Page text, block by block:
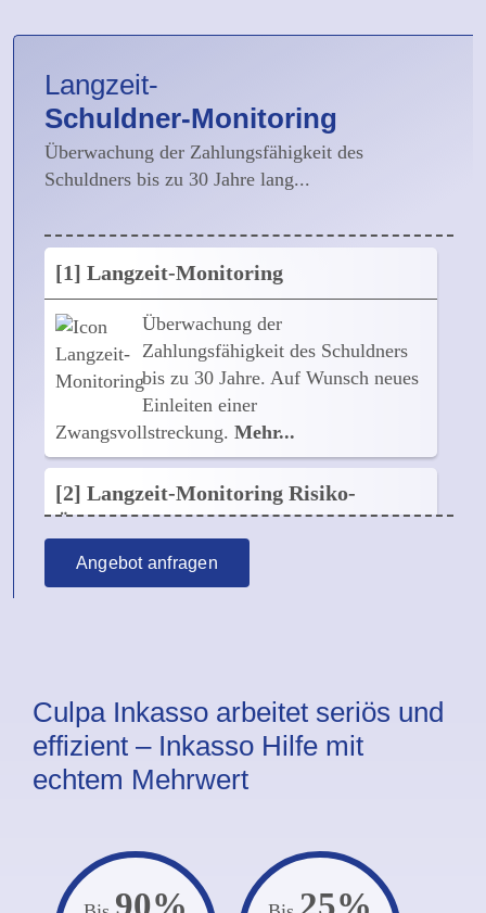
In Ihrem Auftrag leiten wir
Sach- und Kontenpfändungen ein.
Mehr...
[4] Prüfung Eingehungsbetrug
Eingehungsbetrug veranlassen.
Mehr...
[5] Antrag Vermögensauskunft
In Absprache mit Ihnen können wir
einen Antrag auf
[6] Beantragung Haftbefehl
In Absprache mit Ihnen können
Langzeit-
Schuldner-Monitoring
Überwachung der Zahlungsfähigkeit des
Schuldners bis zu 30 Jahre lang...
[1] Langzeit-Monitoring
Überwachung der
Zahlungsfähigkeit des Schuldners
bis zu 30 Jahre. Auf Wunsch neues
Einleiten einer
Zwangsvollstreckung. Mehr...
[2] Langzeit-Monitoring Risiko-
Übernahme
Übrigens:
Angebot anfragen
Culpa Inkasso arbeitet seriös und
effizient – Inkasso Hilfe mit
echtem Mehrwert
90% 25%